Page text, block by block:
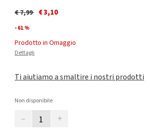
Price reduced from
€ 7,99to€ 3,10
- 61 %
Prodotto in Omaggio
Dettagli
Ti aiutiamo a smaltire i nostri prodotti
Non disponibile
– +